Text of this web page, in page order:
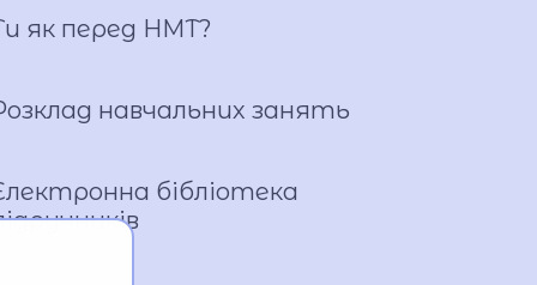
як перед НМТ?
навчальних занять
бібліотека